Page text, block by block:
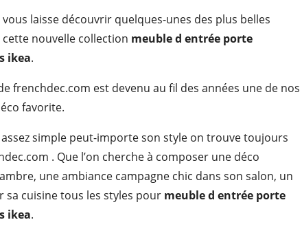
laisse découvrir quelques-unes des plus belles
cette nouvelle collection meuble d entrée porte
ikea.
frenchdec.com est devenu au fil des années une de nos
favorite.
assez simple peut-importe son style on trouve toujours
. Que l’on cherche à composer une déco
une ambiance campagne chic dans son salon, un
cuisine tous les styles pour meuble d entrée porte
ikea.